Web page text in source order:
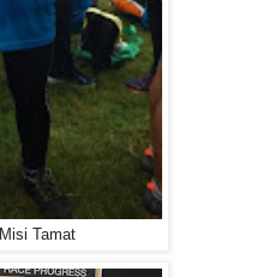
Tamat